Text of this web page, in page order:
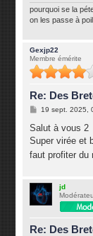
pourquoi se la
on les passe à
Gexjp22
Membre émérite
Re: Des
M
s
a
e
19 sept. 2025,
Salut à vous 2
Super virée et
faut profiter
jd
Re: Des